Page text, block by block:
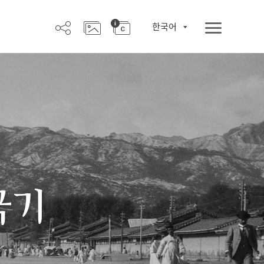
한국어